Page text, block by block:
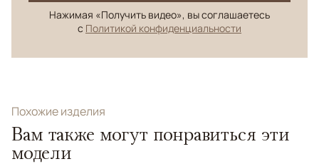
Нажимая «Получить видео», вы соглашаетесь
с Политикой конфиденциальности
Похожие изделия
Вам также могут понравиться эти
модели